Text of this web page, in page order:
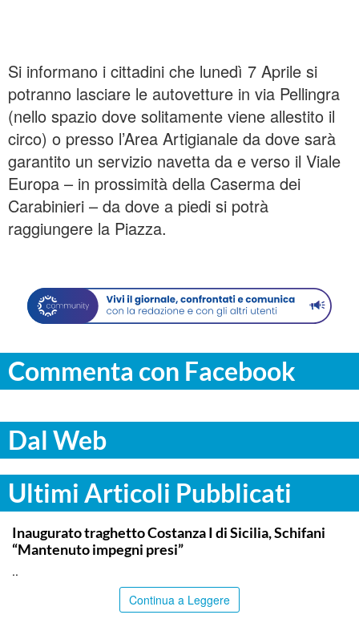
Si informano i cittadini che lunedì 7 Aprile si
potranno lasciare le autovetture in via Pellingra
(nello spazio dove solitamente viene allestito il
circo) o presso l’Area Artigianale da dove sarà
garantito un servizio navetta da e verso il Viale
Europa – in prossimità della Caserma dei
Carabinieri – da dove a piedi si potrà
raggiungere la Piazza.
Commenta con Facebook
Dal Web
Ultimi Articoli Pubblicati
ITALPRESS
Inaugurato traghetto Costanza I di Sicilia, Schifani
“Mantenuto impegni presi”
..
Continua a Leggere